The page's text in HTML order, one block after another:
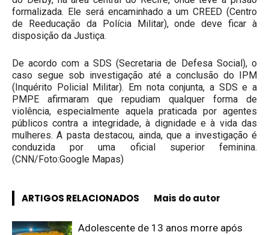
formalizada. Ele será encaminhado a um CREED (Centro
de Reeducação da Polícia Militar), onde deve ficar à
disposição da Justiça.
De acordo com a SDS (Secretaria de Defesa Social), o
caso segue sob investigação até a conclusão do IPM
(Inquérito Policial Militar). Em nota conjunta, a SDS e a
PMPE afirmaram que repudiam qualquer forma de
violência, especialmente aquela praticada por agentes
públicos contra a integridade, à dignidade e à vida das
mulheres. A pasta destacou, ainda, que a investigação é
conduzida por uma oficial superior feminina.
(CNN/Foto:Google Mapas)
ARTIGOS RELACIONADOS Mais do autor
Adolescente de 13 anos morre após